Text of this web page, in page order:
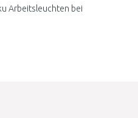
Arbeitsleuchten bei